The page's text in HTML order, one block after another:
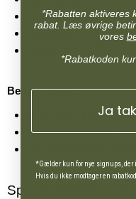
små frøblandinger
Bedste udstyr:
rørformede
peanutspiraler eller
Spurve (gråspurv,
*Rabatten aktiveres
rabat. Læs øvrige
vores
*Rabatkoden
Ja
*Gælder kun for nye signups, der
Hvis du ikke modtager en